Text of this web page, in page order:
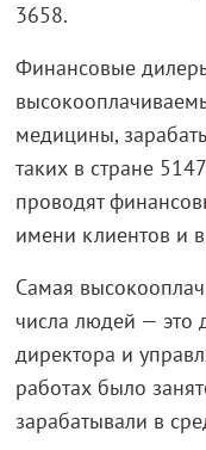
3658.
Финансовые
медицины,
таких в стране
проводят
имени клиентов и
Самая
числа людей — это
директора и
работах было
зарабатывали в